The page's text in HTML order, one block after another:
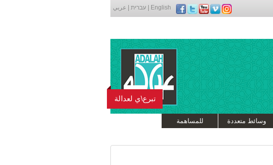
English עברית عربي
وسائط متعددة للمساهمة
تبرع\ي لعدالة